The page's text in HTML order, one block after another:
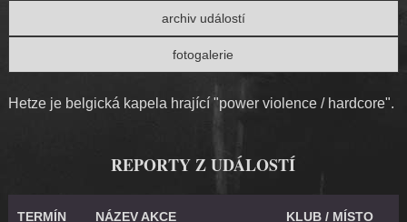
archiv událostí
fotogalerie
Hetze je belgická kapela hrající "power violence / hardcore".
REPORTY Z UDÁLOSTÍ
TERMÍN NÁZEV AKCE KLUB / MÍSTO